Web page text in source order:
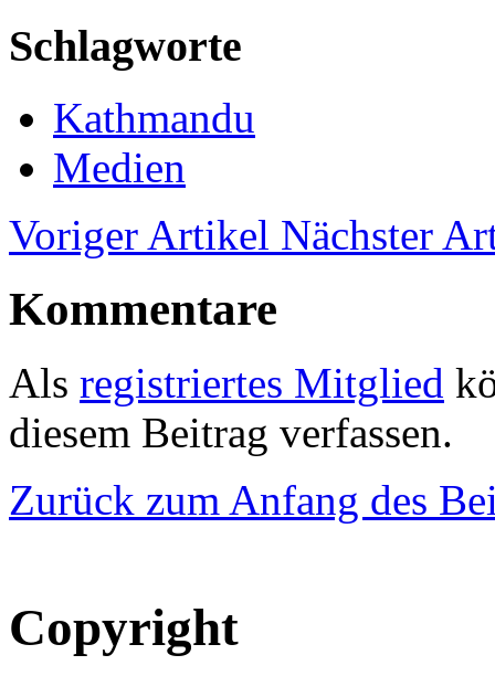
Schlagworte
Kathmandu
Medien
Voriger Artikel Nächster
Kommentare
Als registriertes Mitglied
diesem Beitrag verfassen.
Zurück zum Anfang des
Copyright